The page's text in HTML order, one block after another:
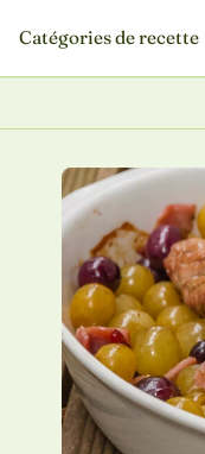
Catégories de recette